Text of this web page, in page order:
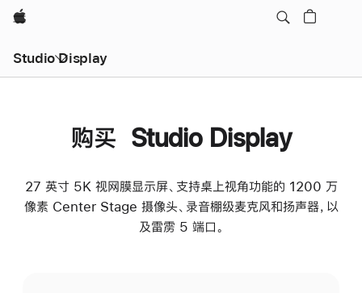
Apple
Studio Display
购买 Studio Display
27 英寸 5K 视网膜显示屏、支持桌上视角功能的 1200 万
像素 Center Stage 摄像头、录音棚级麦克风和扬声器，以
及雷雳 5 端口。